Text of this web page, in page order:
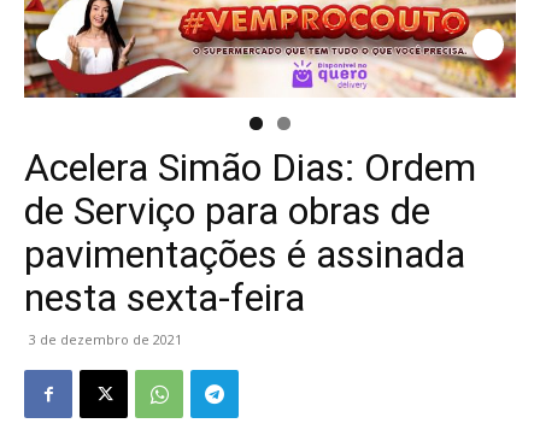
Acelera Simão Dias: Ordem
de Serviço para obras de
pavimentações é assinada
nesta sexta-feira
3 de dezembro de 2021